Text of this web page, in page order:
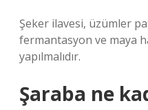
Şeker ilavesi, üzümler
fermantasyon ve maya
yapılmalıdır.
Şaraba ne